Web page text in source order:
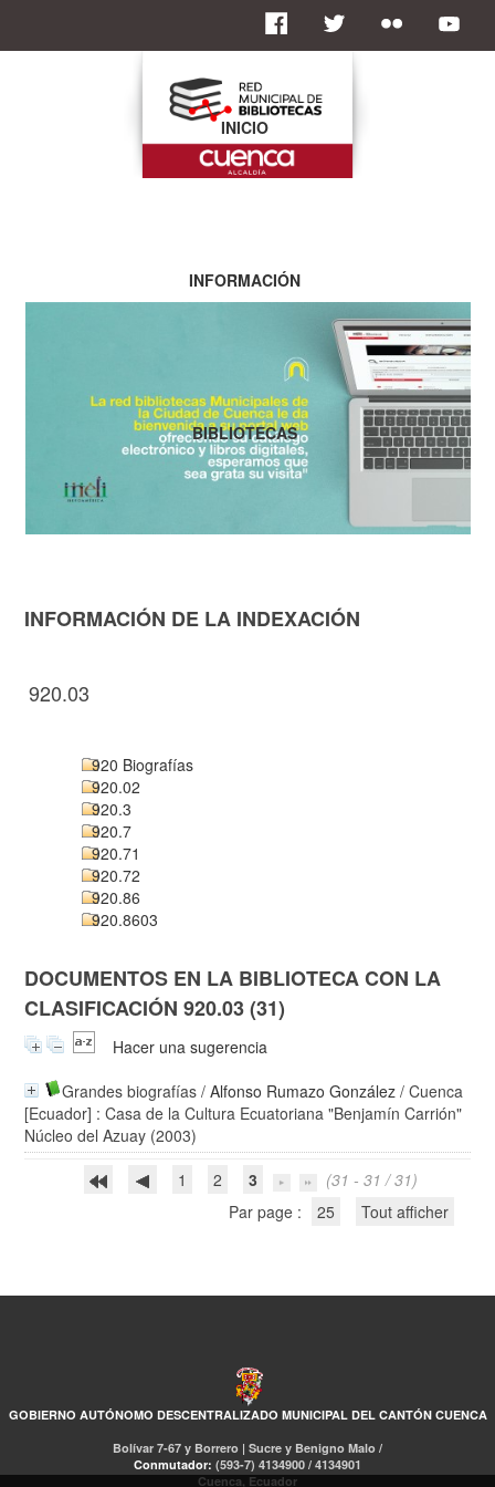
INFORMACIÓN DE LA INDEXACIÓN
920.03
920 Biografías
920.02
920.3
920.7
920.71
920.72
920.86
920.8603
DOCUMENTOS EN LA BIBLIOTECA CON LA
CLASIFICACIÓN 920.03 (31)
Hacer una sugerencia
Grandes biografías /Alfonso Rumazo González / Cuenca
[Ecuador] : Casa de la Cultura Ecuatoriana "Benjamín Carrión"
Núcleo del Azuay (2003)
1
2 3
(31 - 31 / 31)
Par page :
25 Tout afficher
GOBIERNO AUTÓNOMO DESCENTRALIZADO MUNICIPAL DEL CANTÓN CUENCA
Bolívar 7-67 y Borrero | Sucre y Benigno Malo /
Conmutador: (593-7) 4134900 / 4134901
Cuenca, Ecuador
INICIO
INFORMACIÓN
BIBLIOTECAS